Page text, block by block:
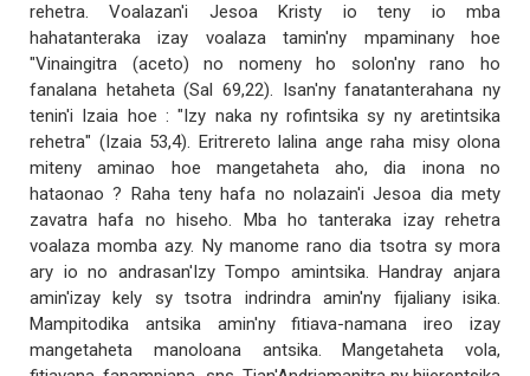
rehetra. Voalazan'i Jesoa Kristy io teny io mba
hahatanteraka izay voalaza tamin'ny mpaminany hoe
"Vinaingitra (aceto) no nomeny ho solon'ny rano ho
fanalana hetaheta (Sal 69,22). Isan'ny fanatanterahana ny
tenin'i Izaia hoe : "Izy naka ny rofintsika sy ny aretintsika
rehetra" (Izaia 53,4). Eritrereto lalina ange raha misy olona
miteny aminao hoe mangetaheta aho, dia inona no
hataonao ? Raha teny hafa no nolazain'i Jesoa dia mety
zavatra hafa no hiseho. Mba ho tanteraka izay rehetra
voalaza momba azy. Ny manome rano dia tsotra sy mora
ary io no andrasan'Izy Tompo amintsika. Handray anjara
amin'izay kely sy tsotra indrindra amin'ny fijaliany isika.
Mampitodika antsika amin'ny fitiava-namana ireo izay
mangetaheta manoloana antsika. Mangetaheta vola,